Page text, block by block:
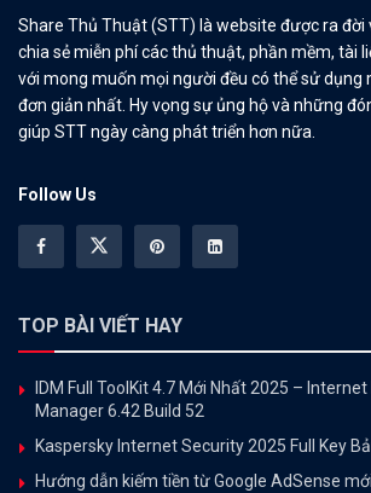
Share Thủ Thuật (STT) là website được ra đời
chia sẻ miễn phí các thủ thuật, phần mềm, tài
với mong muốn mọi người đều có thể sử dụng
đơn giản nhất. Hy vọng sự ủng hộ và những
giúp STT ngày càng phát triển hơn nữa.
Follow Us
TOP BÀI VIẾT HAY
IDM Full ToolKit 4.7 Mới Nhất 2025 –
Manager 6.42 Build 52
Kaspersky Internet Security 2025 Full Key
Hướng dẫn kiếm tiền từ Google AdSense